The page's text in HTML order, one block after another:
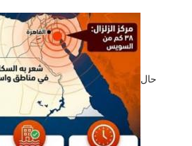
حال